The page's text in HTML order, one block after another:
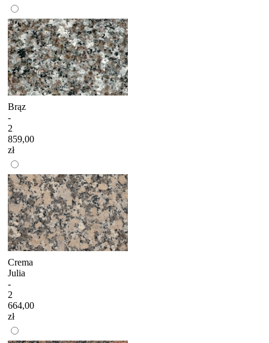
Brąz
-
2
859,00
zł
Crema
Julia
-
2
664,00
zł